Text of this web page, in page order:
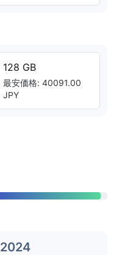
128 GB
最安価格: 40091.00
JPY
2024